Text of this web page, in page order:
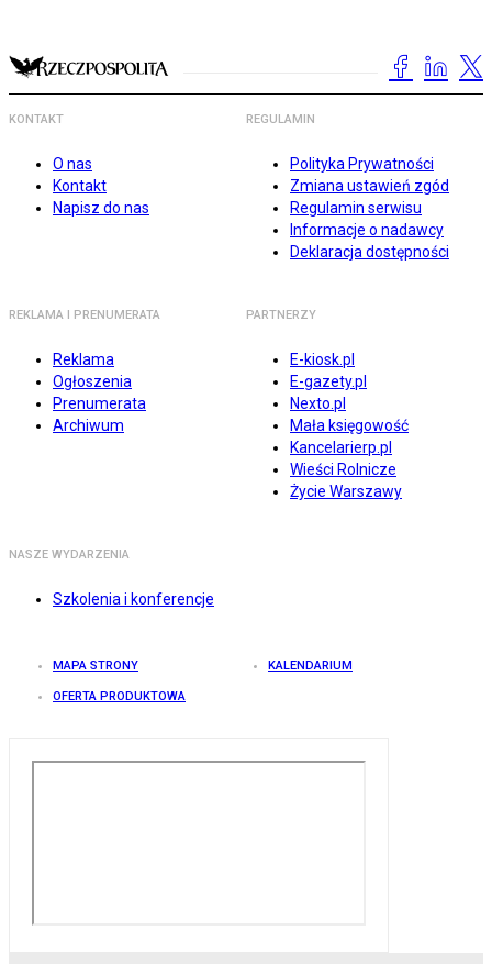
KONTAKT
O nas
Kontakt
Napisz do nas
REGULAMIN
Polityka Prywatności
Zmiana ustawień zgód
Regulamin serwisu
Informacje o nadawcy
Deklaracja dostępności
REKLAMA I PRENUMERATA
Reklama
Ogłoszenia
Prenumerata
Archiwum
PARTNERZY
E-kiosk.pl
E-gazety.pl
Nexto.pl
Mała księgowość
Kancelarierp.pl
Wieści Rolnicze
Życie Warszawy
NASZE WYDARZENIA
Szkolenia i konferencje
MAPA STRONY KALENDARIUM
OFERTA PRODUKTOWA